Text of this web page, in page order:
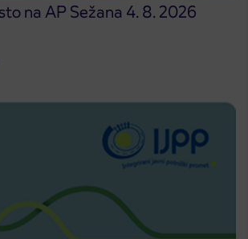
na AP Sežana 4. 8. 2026